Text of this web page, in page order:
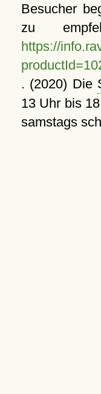
Besucher
zu
https://
. (2020) Die
13 Uhr bis
samstags